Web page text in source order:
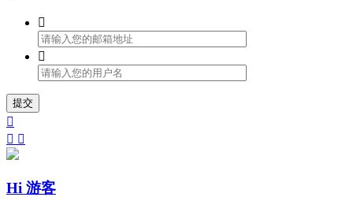


提交

 
Hi 游客